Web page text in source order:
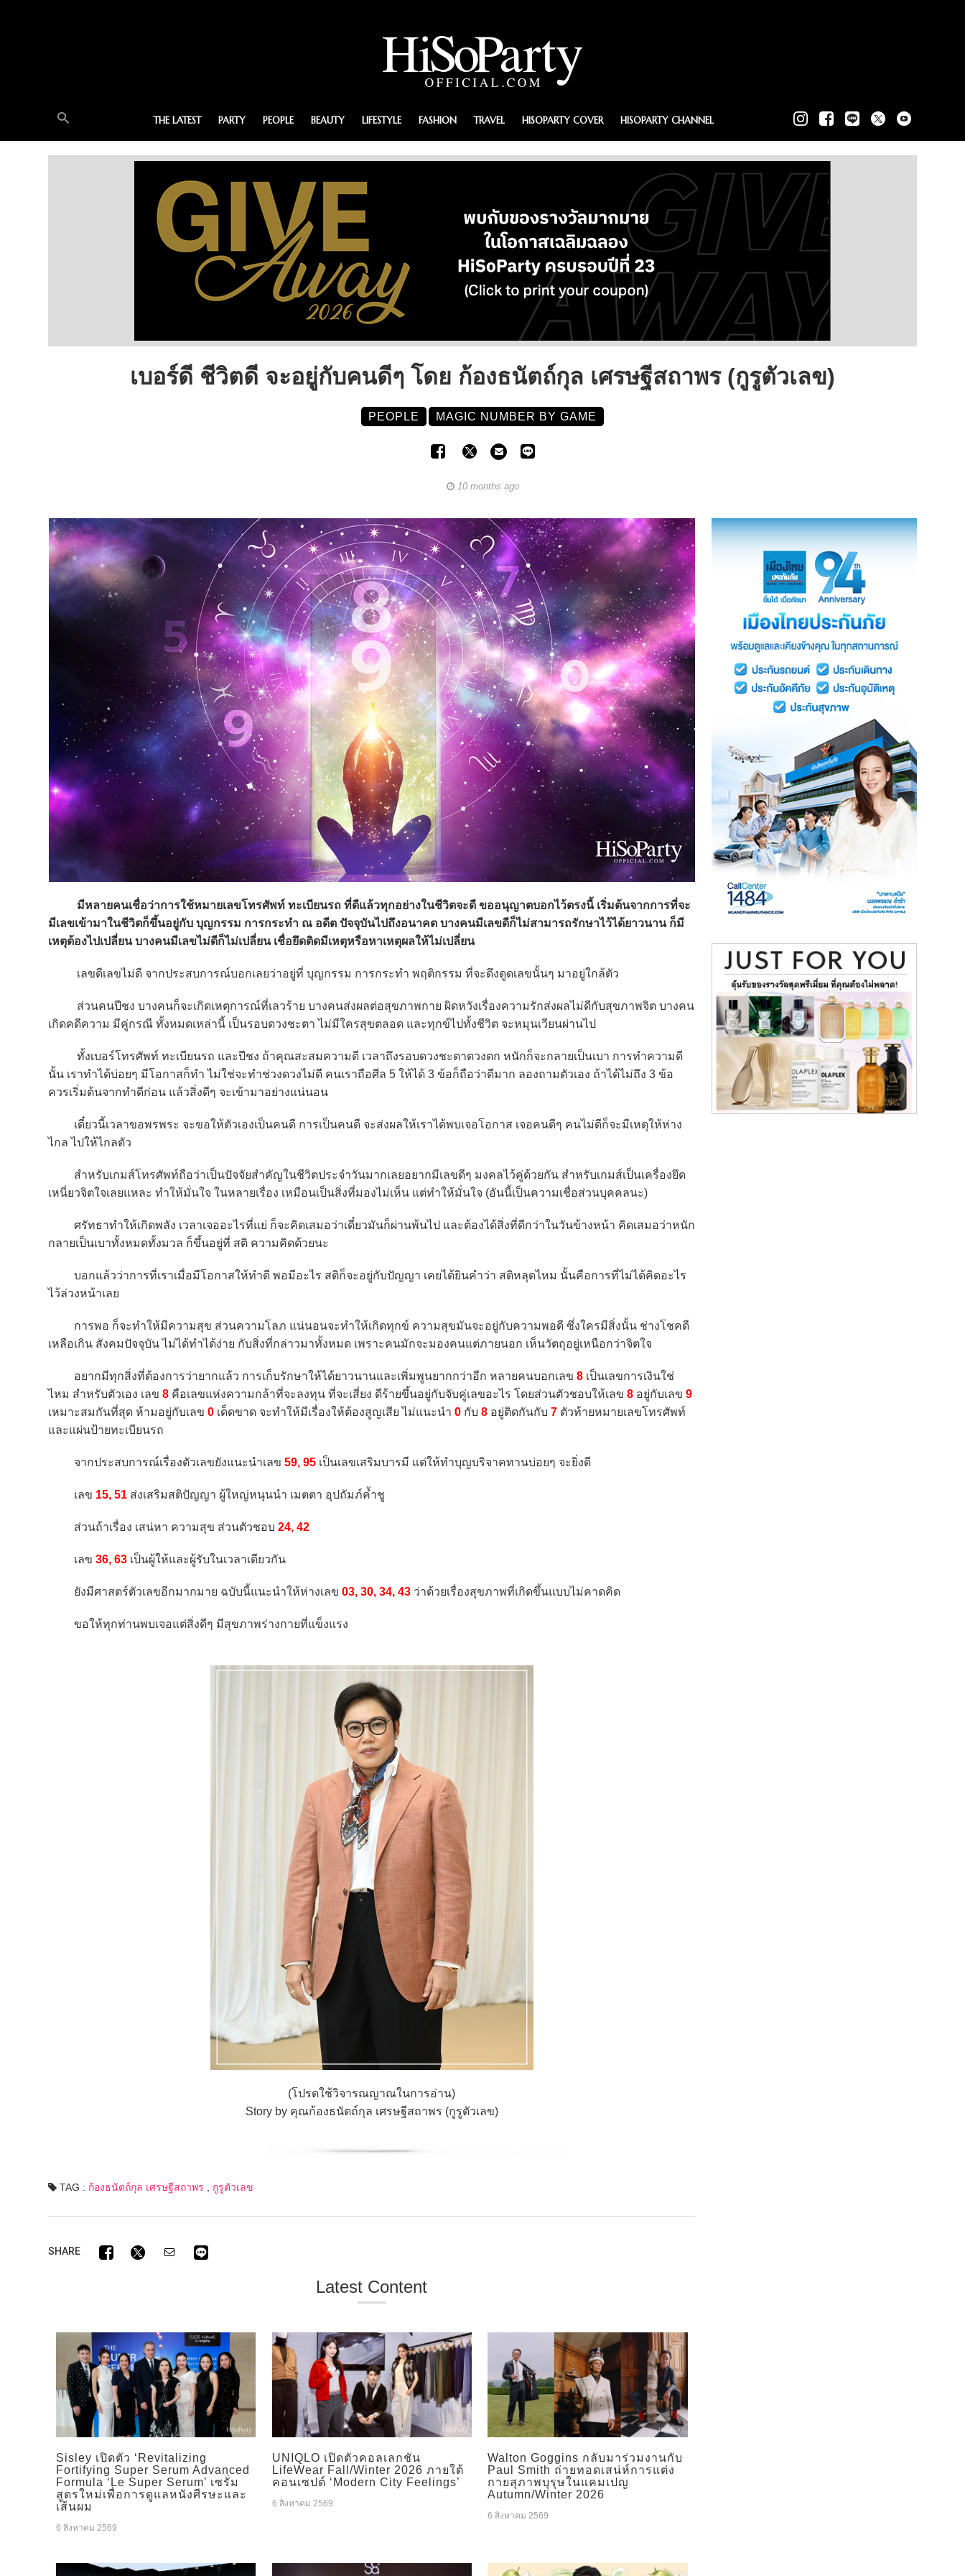
THE LATEST PARTY PEOPLE BEAUTY LIFESTYLE FASHION TRAVEL HISOPARTY COVER HISOPARTY CHANNEL
เบอร์ดี ชีวิตดี จะอยู่กับคนดีๆ โดย ก้องธนัตถ์กุล เศรษฐีสถาพร (กูรูตัวเลข)
PEOPLE MAGIC NUMBER BY GAME
10 months ago
มีหลายคนเชื่อว่าการใช้หมายเลขโทรศัพท์ ทะเบียนรถ ที่ดีแล้วทุกอย่างในชีวิตจะดี ขออนุญาตบอกไว้ตรงนี้ เริ่มต้นจากการที่จะ
มีเลขเข้ามาในชีวิตก็ขึ้นอยู่กับ บุญกรรม การกระทำ ณ อดีต ปัจจุบันไปถึงอนาคต บางคนมีเลขดีก็ไม่สามารถรักษาไว้ได้ยาวนาน ก็มี
เหตุต้องไปเปลี่ยน บางคนมีเลขไม่ดีก็ไม่เปลี่ยน เชื่อยึดติดมีเหตุหรือหาเหตุผลให้ไม่เปลี่ยน
เลขดีเลขไม่ดี จากประสบการณ์บอกเลยว่าอยู่ที่ บุญกรรม การกระทำ พฤติกรรม ที่จะดึงดูดเลขนั้นๆ มาอยู่ใกล้ตัว
ส่วนคนปีชง บางคนก็จะเกิดเหตุการณ์ที่เลวร้าย บางคนส่งผลต่อสุขภาพกาย ผิดหวังเรื่องความรักส่งผลไม่ดีกับสุขภาพจิต บางคน
เกิดคดีความ มีคู่กรณี ทั้งหมดเหล่านี้ เป็นรอบดวงชะตา ไม่มีใครสุขตลอด และทุกข์ไปทั้งชีวิต จะหมุนเวียนผ่านไป
ทั้งเบอร์โทรศัพท์ ทะเบียนรถ และปีชง ถ้าคุณสะสมความดี เวลาถึงรอบดวงชะตาดวงตก หนักก็จะกลายเป็นเบา การทำความดี
นั้น เราทำได้บ่อยๆ มีโอกาสก็ทำ ไม่ใช่จะทำช่วงดวงไม่ดี คนเราถือศีล 5 ให้ได้ 3 ข้อก็ถือว่าดีมาก ลองถามตัวเอง ถ้าได้ไม่ถึง 3 ข้อ
ควรเริ่มต้นจากทำดีก่อน แล้วสิ่งดีๆ จะเข้ามาอย่างแน่นอน
เดี๋ยวนี้เวลาขอพรพระ จะขอให้ตัวเองเป็นคนดี การเป็นคนดี จะส่งผลให้เราได้พบเจอโอกาส เจอคนดีๆ คนไม่ดีก็จะมีเหตุให้ห่าง
ไกล ไปให้ไกลตัว
สำหรับเกมส์โทรศัพท์ถือว่าเป็นปัจจัยสำคัญในชีวิตประจำวันมากเลยอยากมีเลขดีๆ มงคลไว้คู่ด้วยกัน สำหรับเกมส์เป็นเครื่องยึด
เหนี่ยวจิตใจเลยแหละ ทำให้มั่นใจ ในหลายเรื่อง เหมือนเป็นสิ่งที่มองไม่เห็น แต่ทำให้มั่นใจ (อันนี้เป็นความเชื่อส่วนบุคคลนะ)
ศรัทธาทำให้เกิดพลัง เวลาเจออะไรที่แย่ ก็จะคิดเสมอว่าเดี๋ยวมันก็ผ่านพ้นไป และต้องได้สิ่งที่ดีกว่าในวันข้างหน้า คิดเสมอว่าหนัก
กลายเป็นเบาทั้งหมดทั้งมวล ก็ขึ้นอยู่ที่ สติ ความคิดด้วยนะ
บอกแล้วว่าการที่เราเมื่อมีโอกาสให้ทำดี พอมีอะไร สติก็จะอยู่กับปัญญา เคยได้ยินคำว่า สติหลุดไหม นั้นคือการที่ไม่ได้คิดอะไร
ไว้ล่วงหน้าเลย
การพอ ก็จะทำให้มีความสุข ส่วนความโลภ แน่นอนจะทำให้เกิดทุกข์ ความสุขมันจะอยู่กับความพอดี ซึ่งใครมีสิ่งนั้น ช่างโชคดี
เหลือเกิน สังคมปัจจุบัน ไม่ได้ทำได้ง่าย กับสิ่งที่กล่าวมาทั้งหมด เพราะคนมักจะมองคนแต่ภายนอก เห็นวัตถุอยู่เหนือกว่าจิตใจ
อยากมีทุกสิ่งที่ต้องการว่ายากแล้ว การเก็บรักษาให้ได้ยาวนานและเพิ่มพูนยากกว่าอีก หลายคนบอกเลข 8 เป็นเลขการเงินใช่
ไหม สำหรับตัวเอง เลข 8 คือเลขแห่งความกล้าที่จะลงทุน ที่จะเสี่ยง ดีร้ายขึ้นอยู่กับจับคู่เลขอะไร โดยส่วนตัวชอบให้เลข 8 อยู่กับเลข 9
เหมาะสมกันที่สุด ห้ามอยู่กับเลข 0 เด็ดขาด จะทำให้มีเรื่องให้ต้องสูญเสีย ไม่แนะนำ 0 กับ 8 อยู่ติดกันกับ 7 ตัวท้ายหมายเลขโทรศัพท์
และแผ่นป้ายทะเบียนรถ
จากประสบการณ์เรื่องตัวเลขยังแนะนำเลข 59, 95 เป็นเลขเสริมบารมี แต่ให้ทำบุญบริจาคทานบ่อยๆ จะยิ่งดี
เลข 15, 51 ส่งเสริมสติปัญญา ผู้ใหญ่หนุนนำ เมตตา อุปถัมภ์ค้ำชู
ส่วนถ้าเรื่อง เสน่หา ความสุข ส่วนตัวชอบ 24, 42
เลข 36, 63 เป็นผู้ให้และผู้รับในเวลาเดียวกัน
ยังมีศาสตร์ตัวเลขอีกมากมาย ฉบับนี้แนะนำให้ห่างเลข 03, 30, 34, 43 ว่าด้วยเรื่องสุขภาพที่เกิดขึ้นแบบไม่คาดคิด
ขอให้ทุกท่านพบเจอแต่สิ่งดีๆ มีสุขภาพร่างกายที่แข็งแรง
(โปรดใช้วิจารณญาณในการอ่าน)
Story by คุณก้องธนัตถ์กุล เศรษฐีสถาพร (กูรูตัวเลข)
TAG : ก้องธนัตถ์กุล เศรษฐีสถาพร กูรูตัวเลข
SHARE
Latest Content
Sisley เปิดตัว ‘Revitalizing
Fortifying Super Serum Advanced
Formula ‘Le Super Serum’ เซรั่ม
สูตรใหม่เพื่อการดูแลหนังศีรษะและ
เส้นผม
6 สิงหาคม 2569
UNIQLO เปิดตัวคอลเลกชัน
LifeWear Fall/Winter 2026 ภายใต้
คอนเซปต์ ‘Modern City Feelings’
6 สิงหาคม 2569
Walton Goggins กลับมาร่วมงานกับ
Paul Smith ถ่ายทอดเสน่ห์การแต่ง
กายสุภาพบุรุษในแคมเปญ
Autumn/Winter 2026
6 สิงหาคม 2569